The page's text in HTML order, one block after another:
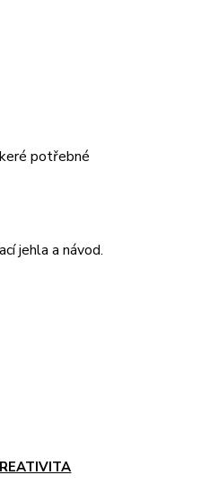
potřebné
jehla a návod.